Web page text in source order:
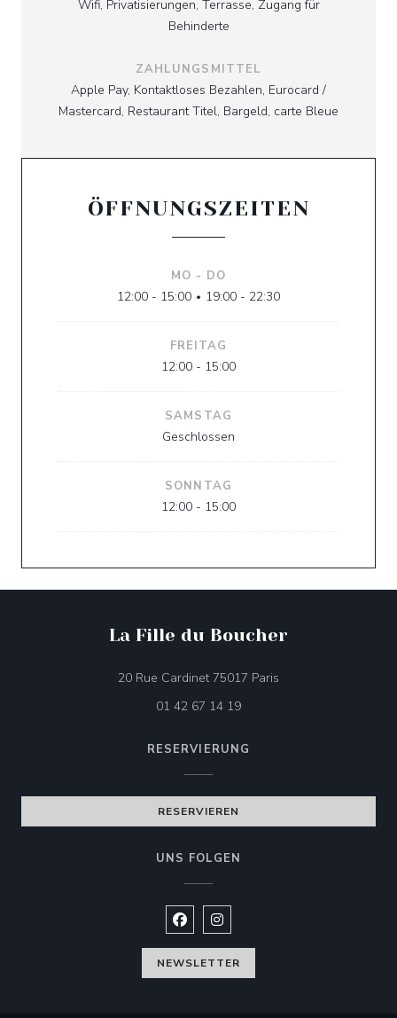
Wifi, Privatisierungen, Terrasse, Zugang für
Behinderte
ZAHLUNGSMITTEL
Apple Pay, Kontaktloses Bezahlen, Eurocard /
Mastercard, Restaurant Titel, Bargeld, carte Bleue
ÖFFNUNGSZEITEN
MO - DO
12:00 - 15:00 • 19:00 - 22:30
FREITAG
12:00 - 15:00
SAMSTAG
Geschlossen
SONNTAG
12:00 - 15:00
La Fille du Boucher
20 Rue Cardinet 75017 Paris
01 42 67 14 19
RESERVIERUNG
RESERVIEREN
UNS FOLGEN
Facebook ((öffnet ein neues
Instagram ((öffnet ein neues
NEWSLETTER